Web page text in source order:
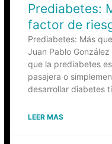
Prediabetes:
factor de
Prediabetes: Más
Juan Pablo González
que la prediabetes
pasajera o
desarrollar diabetes
LEER MAS